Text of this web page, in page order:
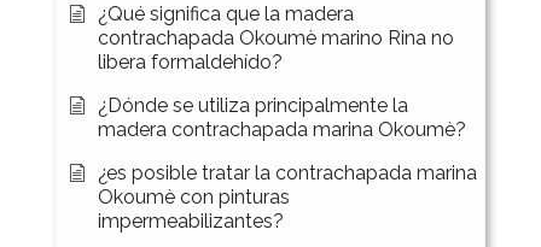
¿Qué significa que la madera
contrachapada Okoumè marino Rina no
libera formaldehído?
¿Dónde se utiliza principalmente la
madera contrachapada marina Okoumè?
¿es posible tratar la contrachapada marina
Okoumè con pinturas
impermeabilizantes?